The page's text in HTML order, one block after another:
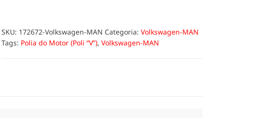
SKU: 172672-Volkswagen-MAN Categoria:Volkswagen-MAN
Tags: Polia do Motor (Poli “V”),Volkswagen-MAN